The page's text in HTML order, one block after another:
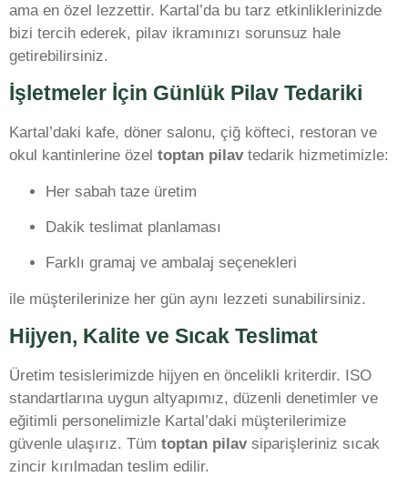
ama en özel lezzettir. Kartal’da bu tarz etkinliklerinizde
bizi tercih ederek, pilav ikramınızı sorunsuz hale
getirebilirsiniz.
İşletmeler İçin Günlük Pilav Tedariki
Kartal’daki kafe, döner salonu, çiğ köfteci, restoran ve
okul kantinlerine özel toptan pilavtedarik hizmetimizle:
Her sabah taze üretim
Dakik teslimat planlaması
Farklı gramaj ve ambalaj seçenekleri
ile müşterilerinize her gün aynı lezzeti sunabilirsiniz.
Hijyen, Kalite ve Sıcak Teslimat
Üretim tesislerimizde hijyen en öncelikli kriterdir. ISO
standartlarına uygun altyapımız, düzenli denetimler ve
eğitimli personelimizle Kartal’daki müşterilerimize
güvenle ulaşırız. Tüm toptan pilavsiparişleriniz sıcak
zincir kırılmadan teslim edilir.